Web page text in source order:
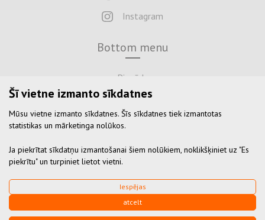
Instagram
Bottom menu
Piegāde
Maksājums
Atgriezties
Privātuma politika
© 2026 Visas tiesības aizsargātas
Datu aizsardzība
Šī vietne izmanto sīkdatnes
Mūsu vietne izmanto sīkdatnes. Šīs sīkdatnes tiek izmantotas
statistikas un mārketinga nolūkos.
Ja piekrītat sīkdatņu izmantošanai šiem nolūkiem, noklikšķiniet uz "Es
piekrītu" un turpiniet lietot vietni.
Iespējas
atcelt